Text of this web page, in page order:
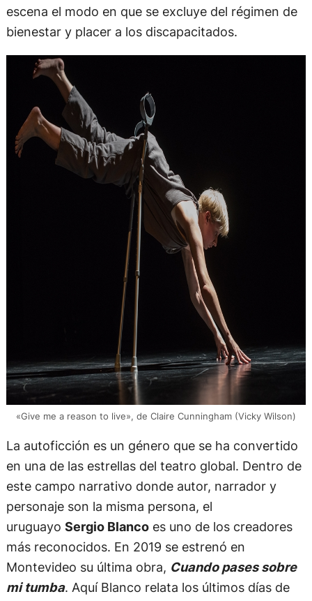
escena el modo en que se excluye del régimen de
bienestar y placer a los discapacitados.
«Give me a reason to live», de Claire Cunningham (Vicky Wilson)
La autoficción es un género que se ha convertido
en una de las estrellas del teatro global. Dentro de
este campo narrativo donde autor, narrador y
personaje son la misma persona, el
uruguayo Sergio Blancoes uno de los creadores
más reconocidos. En 2019 se estrenó en
Montevideo su última obra, Cuando pases sobre
mi tumba. Aquí Blanco relata los últimos días de